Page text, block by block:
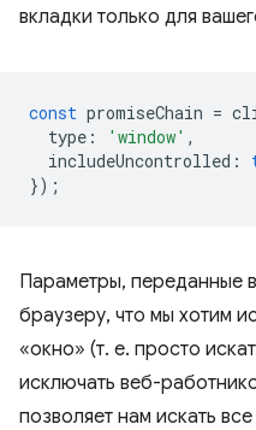
вкладки только для
const promiseChain =
type : 'window' ,
includeUncontrolled :
});
Параметры, переданные в
браузеру, что мы хотим
«окно» (т. е. просто
исключать веб-
позволяет нам искать